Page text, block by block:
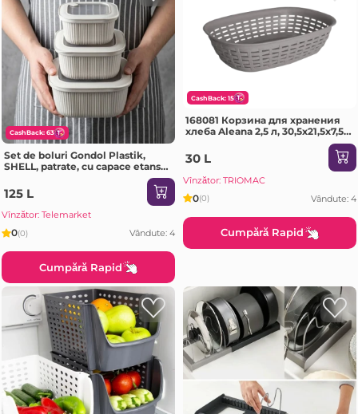
CashBack: 63
Set de boluri Gondol Plastik,
SHELL, patrate, cu capace etanse,
125 L
Vînzător: Telemarket
0(0) Vândute: 4
Cumpără Rapid
CashBack: 15
168081 Корзина для хранения
хлеба Aleana 2,5 л, 30,5x21,5x7,5
30 L
Vînzător: TRIOMAC
0(0) Vândute: 4
Cumpără Rapid